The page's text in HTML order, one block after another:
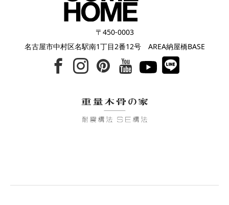
〒450-0003
名古屋市中村区名駅南1丁目2番12号 AREA納屋橋BASE